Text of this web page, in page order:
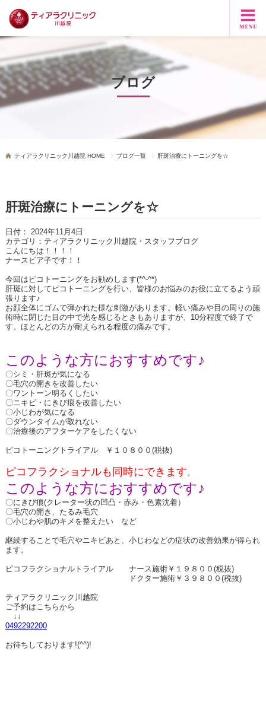
ブログ
ティアラクリニック川越院 HOME ブログ一覧 肝斑治療にトーニングを☆
肝斑治療にトーニングを☆
日付： 2024年11月4日
カテゴリ： ティアラクリニック川越院・スタッフブログ
こんにちは！！！！
ナースビア子です！！
今回はピコトーニングをお勧めします(*^-^*)
肝斑に対してピコトーニングを行い、皆様のお悩みのお役に立てるよう頑
張ります♪
お顔全体にゴムで弾かれた様な刺激があります。軽い痛みや目の周りの施
術時に閉じた目の中で光を感じるときもありますが、10分程度で終了で
す。ほとんどの方が耐えられる程度の痛みです。
このような方におすすめです♪
〇シミ・肝斑が気になる
〇毛穴の開きを改善したい
〇ワントーン明るくしたい
〇ニキビ・にきび痕を改善したい
〇小じわが気になる
〇ダウンタイムが取れない
〇治療後のアフターケアをしたくない
ピコトーニングトライアル ￥１０８００(税抜)
ピコフラクショナルも同時にできます。
このような方におすすめです♪
〇にきび痕(クレーター状の凹凸・赤み・色素沈着）
〇毛穴の開き、たるみ毛穴
〇小じわや肌のキメを整えたい など
継続することで毛穴やニキビあと、小じわなどの症状の改善効果が得られ
ます。
ピコフラクショナルトライアル ナース施術￥１９８００(税抜)
ドクター施術￥３９８００(税抜)
ティアラクリニック川越院
ご予約はこちらから
↓↓
0492292200
お待ちしております!(^^)!